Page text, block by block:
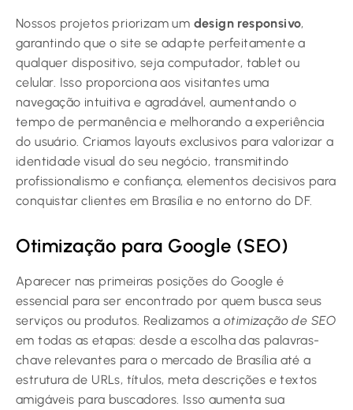
Nossos projetos priorizam um design responsivo,
garantindo que o site se adapte perfeitamente a
qualquer dispositivo, seja computador, tablet ou
celular. Isso proporciona aos visitantes uma
navegação intuitiva e agradável, aumentando o
tempo de permanência e melhorando a experiência
do usuário. Criamos layouts exclusivos para valorizar a
identidade visual do seu negócio, transmitindo
profissionalismo e confiança, elementos decisivos para
conquistar clientes em Brasília e no entorno do DF.
Otimização para Google (SEO)
Aparecer nas primeiras posições do Google é
essencial para ser encontrado por quem busca seus
serviços ou produtos. Realizamos a otimização de SEO
em todas as etapas: desde a escolha das palavras-
chave relevantes para o mercado de Brasília até a
estrutura de URLs, títulos, meta descrições e textos
amigáveis para buscadores. Isso aumenta sua